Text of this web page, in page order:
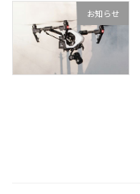
お知らせ